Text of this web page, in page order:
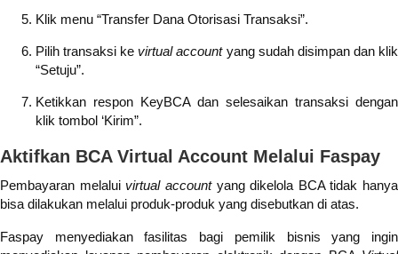
Klik menu “Transfer Dana Otorisasi Transaksi”.
Pilih transaksi ke virtual accountyang sudah disimpan dan klik
“Setuju”.
Ketikkan respon KeyBCA dan selesaikan transaksi dengan
klik tombol ‘Kirim”.
Aktifkan BCA Virtual Account Melalui Faspay
Pembayaran melalui virtual accountyang dikelola BCA tidak hanya
bisa dilakukan melalui produk-produk yang disebutkan di atas.
Faspay menyediakan fasilitas bagi pemilik bisnis yang ingin